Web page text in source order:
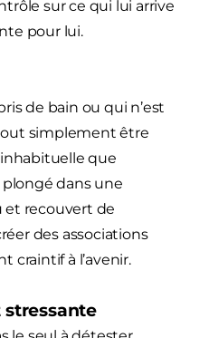
sur ce qui lui arrive
pour lui.
de bain ou qui n’est
simplement être
inhabituelle que
plongé dans une
et recouvert de
des associations
craintif à l’avenir.
stressante